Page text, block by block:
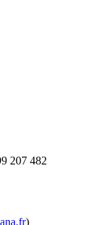
207 482
)